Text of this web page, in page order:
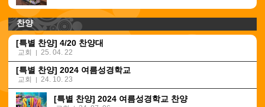
찬양
[특별 찬양] 4/20 찬양대
교회 | 25. 04. 22
[특별 찬양] 2024 여름성경학교
교회 | 24. 10. 23
[특별 찬양] 2024 여름성경학교 찬양